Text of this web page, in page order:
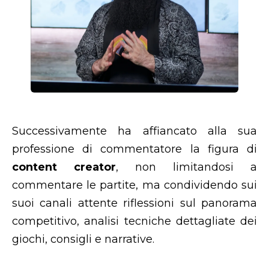
Successivamente ha affiancato alla sua
professione di commentatore la figura di
content creator, non limitandosi a
commentare le partite, ma condividendo sui
suoi canali attente riflessioni sul panorama
competitivo, analisi tecniche dettagliate dei
giochi, consigli e narrative.